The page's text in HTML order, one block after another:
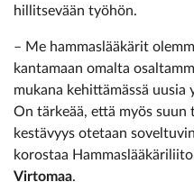
hillitsevään työhön.
– Me hammaslääkärit
kantamaan omalta
mukana kehittämässä
On tärkeää, että myös suun
kestävyys otetaan
korostaa
Virtomaa.